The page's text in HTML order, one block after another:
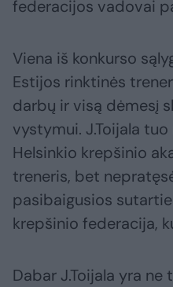
federacijos vadovai
Viena iš konkurso
Estijos rinktinės
darbų ir visą dėmesį
vystymui. J.Toijala
Helsinkio krepšinio
treneris, bet
pasibaigusios
krepšinio federacija,
Dabar J.Toijala yra ne